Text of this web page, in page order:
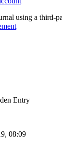
using a third-
Entry
08:09